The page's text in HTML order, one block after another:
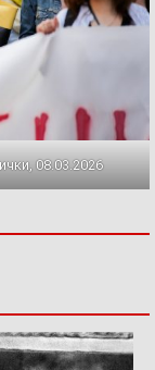
08.03.2026